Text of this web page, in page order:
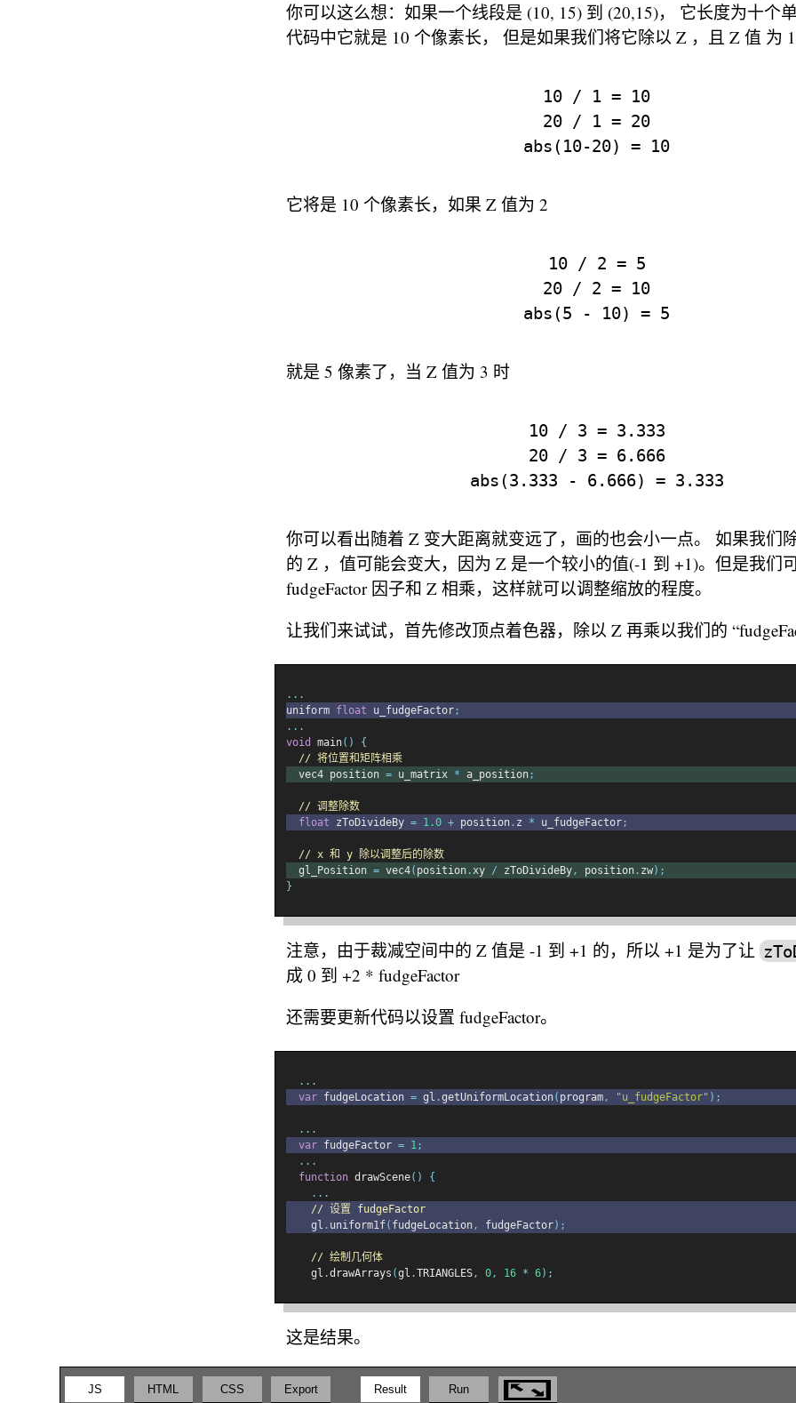
你可以这么想：如果一个线段是 (10, 15) 到 (20,15)， 它长度为十个
代码中它就是 10 个像素长， 但是如果我们将它除以 Z ，且 Z 值 为 1
10 / 1 = 10
20 / 1 = 20
它将是 10 个像素长，如果 Z 值为 2
10 / 2 = 5
20 / 2 = 10
就是 5 像素了，当 Z 值为 3 时
10 / 3 = 3.333
20 / 3 = 6.666
你可以看出随着 Z 变大距离就变远了，画的也会小一点。 如果我们
的 Z ，值可能会变大，因为 Z 是一个较小的值(-1 到 +1)。但是我们
fudgeFactor 因子和 Z 相乘，这样就可以调整缩放的程度。
让我们来试试，首先修改顶点着色器，除以 Z 再乘以我们的
...
uniform float u_fudgeFactor;
...
void
main()
{
// 将位置和矩阵相乘
  vec4 position
= u_matrix * a_position;
// 调整除数
float zToDivideBy = 1.0 + position . z * u_fudgeFactor;
// x 和 y 除以调整后的除数
  gl_Position
= vec4( position .xy / zToDivideBy, position . zw);
}
注意，由于裁减空间中的 Z 值是 -1 到 +1 的，所以 +1 是为了让
成 0 到 +2 * fudgeFactor
还需要更新代码以设置 fudgeFactor。
...
var fudgeLocation = gl .getUniformLocation( program, "u_fudgeFactor" );
...
var fudgeFactor = 1;
...
function drawScene()
{
...
// 设置 fudgeFactor
    gl
. uniform1f( fudgeLocation, fudgeFactor);
// 绘制几何体
    gl
.drawArrays (gl .TRIANGLES, 0, 16 * 6);
这是结果。